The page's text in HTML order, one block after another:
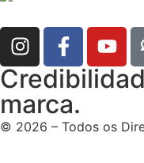
marca.
© 2026 – Todos os